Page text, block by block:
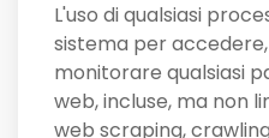
L'uso di qualsiasi
sistema per
monitorare qualsiasi
web, incluse, ma non
web scraping,